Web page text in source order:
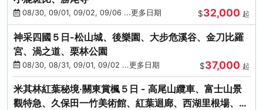
08/30, 09/01, 09/02, 09/06 ...更多日期 $32,000 起
神采四國５日-松山城、後樂園、大步危溪谷、金刀比羅
宮、渦之道、栗林公園
08/30, 08/31, 09/01, 09/02 ...更多日期 $37,000 起
米其林紅葉秘境‧關東賞楓５日 - 高尾山纜車、富士山景
觀特急、久保田一竹美術館、紅葉迴廊、西湖里根場、銀